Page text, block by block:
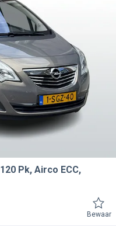
Pk, Airco ECC,
Bewaar